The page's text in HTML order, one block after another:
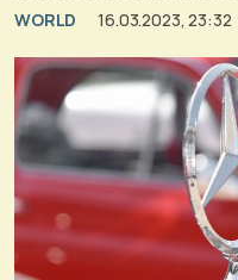
WORLD 16.03.2023, 23:32